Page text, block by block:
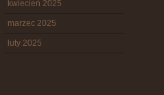
kwiecień 2025
marzec 2025
luty 2025